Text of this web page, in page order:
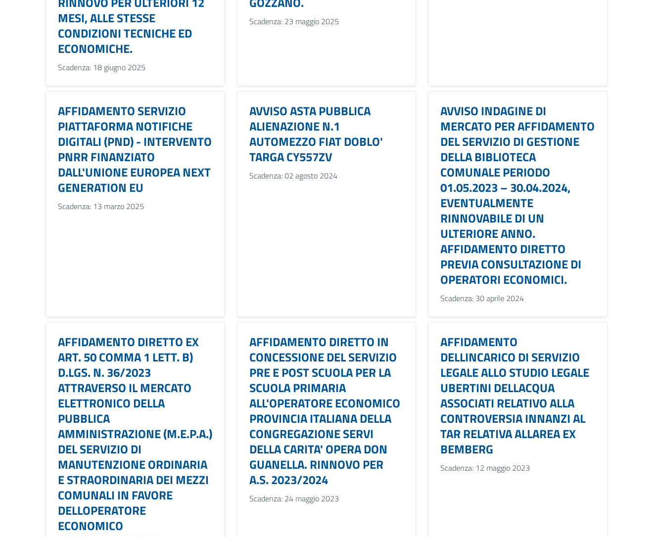
MESI, ALLE STESSE
CONDIZIONI TECNICHE ED
ECONOMICHE.
Scadenza: 18 giugno 2025
Scadenza: 23 maggio 2025
AFFIDAMENTO SERVIZIO
PIATTAFORMA NOTIFICHE
DIGITALI (PND) - INTERVENTO
PNRR FINANZIATO
DALL'UNIONE EUROPEA NEXT
GENERATION EU
Scadenza: 13 marzo 2025
AVVISO ASTA PUBBLICA
ALIENAZIONE N.1
AUTOMEZZO FIAT DOBLO'
TARGA CY557ZV
Scadenza: 02 agosto 2024
AVVISO INDAGINE DI
MERCATO PER AFFIDAMENTO
DEL SERVIZIO DI GESTIONE
DELLA BIBLIOTECA
COMUNALE PERIODO
01.05.2023 – 30.04.2024,
EVENTUALMENTE
RINNOVABILE DI UN
ULTERIORE ANNO.
AFFIDAMENTO DIRETTO
PREVIA CONSULTAZIONE DI
OPERATORI ECONOMICI.
Scadenza: 30 aprile 2024
AFFIDAMENTO DIRETTO EX
ART. 50 COMMA 1 LETT. B)
D.LGS. N. 36/2023
ATTRAVERSO IL MERCATO
ELETTRONICO DELLA
PUBBLICA
AMMINISTRAZIONE (M.E.P.A.)
DEL SERVIZIO DI
MANUTENZIONE ORDINARIA
E STRAORDINARIA DEI MEZZI
COMUNALI IN FAVORE
DELLOPERATORE
ECONOMICO
AFFIDAMENTO DIRETTO IN
CONCESSIONE DEL SERVIZIO
PRE E POST SCUOLA PER LA
SCUOLA PRIMARIA
ALL'OPERATORE ECONOMICO
PROVINCIA ITALIANA DELLA
CONGREGAZIONE SERVI
DELLA CARITA' OPERA DON
GUANELLA. RINNOVO PER
A.S. 2023/2024
Scadenza: 24 maggio 2023
AFFIDAMENTO
DELLINCARICO DI SERVIZIO
LEGALE ALLO STUDIO LEGALE
UBERTINI DELLACQUA
ASSOCIATI RELATIVO ALLA
CONTROVERSIA INNANZI AL
TAR RELATIVA ALLAREA EX
BEMBERG
Scadenza: 12 maggio 2023